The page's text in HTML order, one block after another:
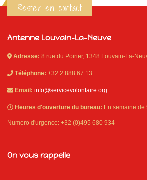
Rester en contact
Antenne Louvain-La-Neuve
Adresse: 8 rue du Poirier, 1348 Louvain-La-
Téléphone: +32 2 888 67 13
Email: info@servicevolontaire.org
Heures d'ouverture du bureau: En semaine de
Numero d'urgence: +32 (0)495 680 934
On vous rappelle